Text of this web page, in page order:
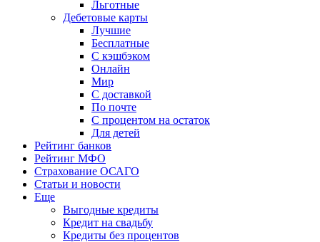
Льготные
Дебетовые карты
Лучшие
Бесплатные
С кэшбэком
Онлайн
Мир
С доставкой
По почте
С процентом на остаток
Для детей
Рейтинг банков
Рейтинг МФО
Страхование ОСАГО
Статьи и новости
Еще
Выгодные кредиты
Кредит на свадьбу
Кредиты без процентов